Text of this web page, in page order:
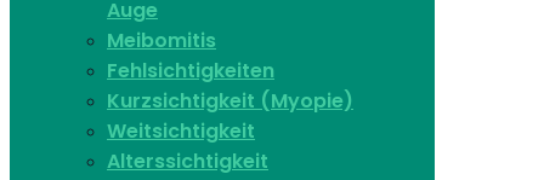
Auge
Meibomitis
Fehlsichtigkeiten
Kurzsichtigkeit (Myopie)
Weitsichtigkeit
Alterssichtigkeit